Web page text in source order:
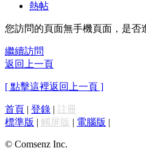
熱帖
您訪問的頁面無手機頁面，是否
繼續訪問
返回上一頁
[ 點擊這裡返回上一頁 ]
首頁 | 登錄 | 註冊
標準版 | 觸屏版 | 電腦版 |
© Comsenz Inc.